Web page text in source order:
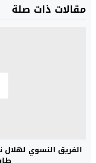
مقالات ذات صلة
الفريق النسوي لهلال